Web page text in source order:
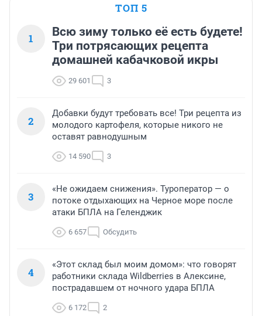
ТОП 5
1
Всю зиму только её есть будете!
Три потрясающих рецепта
домашней кабачковой икры
29 601 3
2
Добавки будут требовать все! Три рецепта из
молодого картофеля, которые никого не
оставят равнодушным
14 590 3
3
«Не ожидаем снижения». Туроператор — о
потоке отдыхающих на Черное море после
атаки БПЛА на Геленджик
6 657 Обсудить
4
«Этот склад был моим домом»: что говорят
работники склада Wildberries в Алексине,
пострадавшем от ночного удара БПЛА
6 172 2